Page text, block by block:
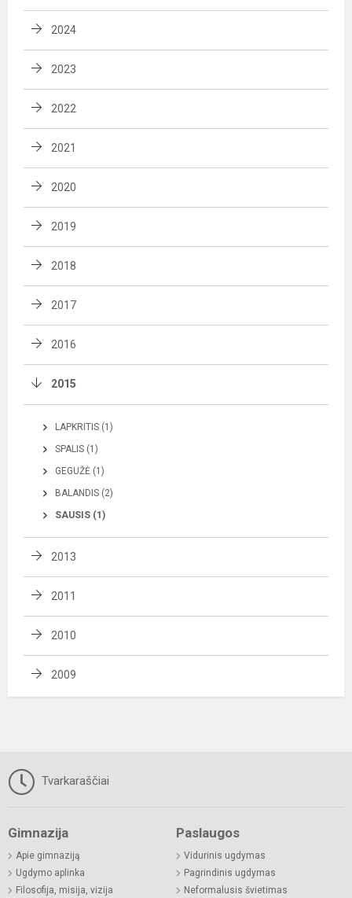
2024
2023
2022
2021
2020
2019
2018
2017
2016
2015
LAPKRITIS (1)
SPALIS (1)
GEGUŽĖ (1)
BALANDIS (2)
SAUSIS (1)
2013
2011
2010
2009
Tvarkaraščiai
Gimnazija
Apie gimnaziją
Ugdymo aplinka
Filosofija, misija, vizija
Paslaugos
Vidurinis ugdymas
Pagrindinis ugdymas
Neformalusis švietimas